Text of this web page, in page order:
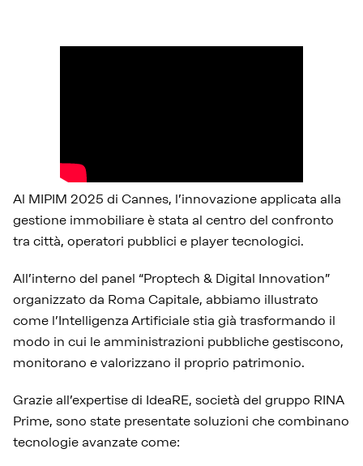
Al MIPIM 2025 di Cannes, l’innovazione applicata alla
gestione immobiliare è stata al centro del confronto
tra città, operatori pubblici e player tecnologici.
All’interno del panel “Proptech & Digital Innovation”
organizzato da Roma Capitale, abbiamo illustrato
come l’Intelligenza Artificiale stia già trasformando il
modo in cui le amministrazioni pubbliche gestiscono,
monitorano e valorizzano il proprio patrimonio.
Grazie all’expertise di IdeaRE, società del gruppo RINA
Prime, sono state presentate soluzioni che combinano
tecnologie avanzate come: